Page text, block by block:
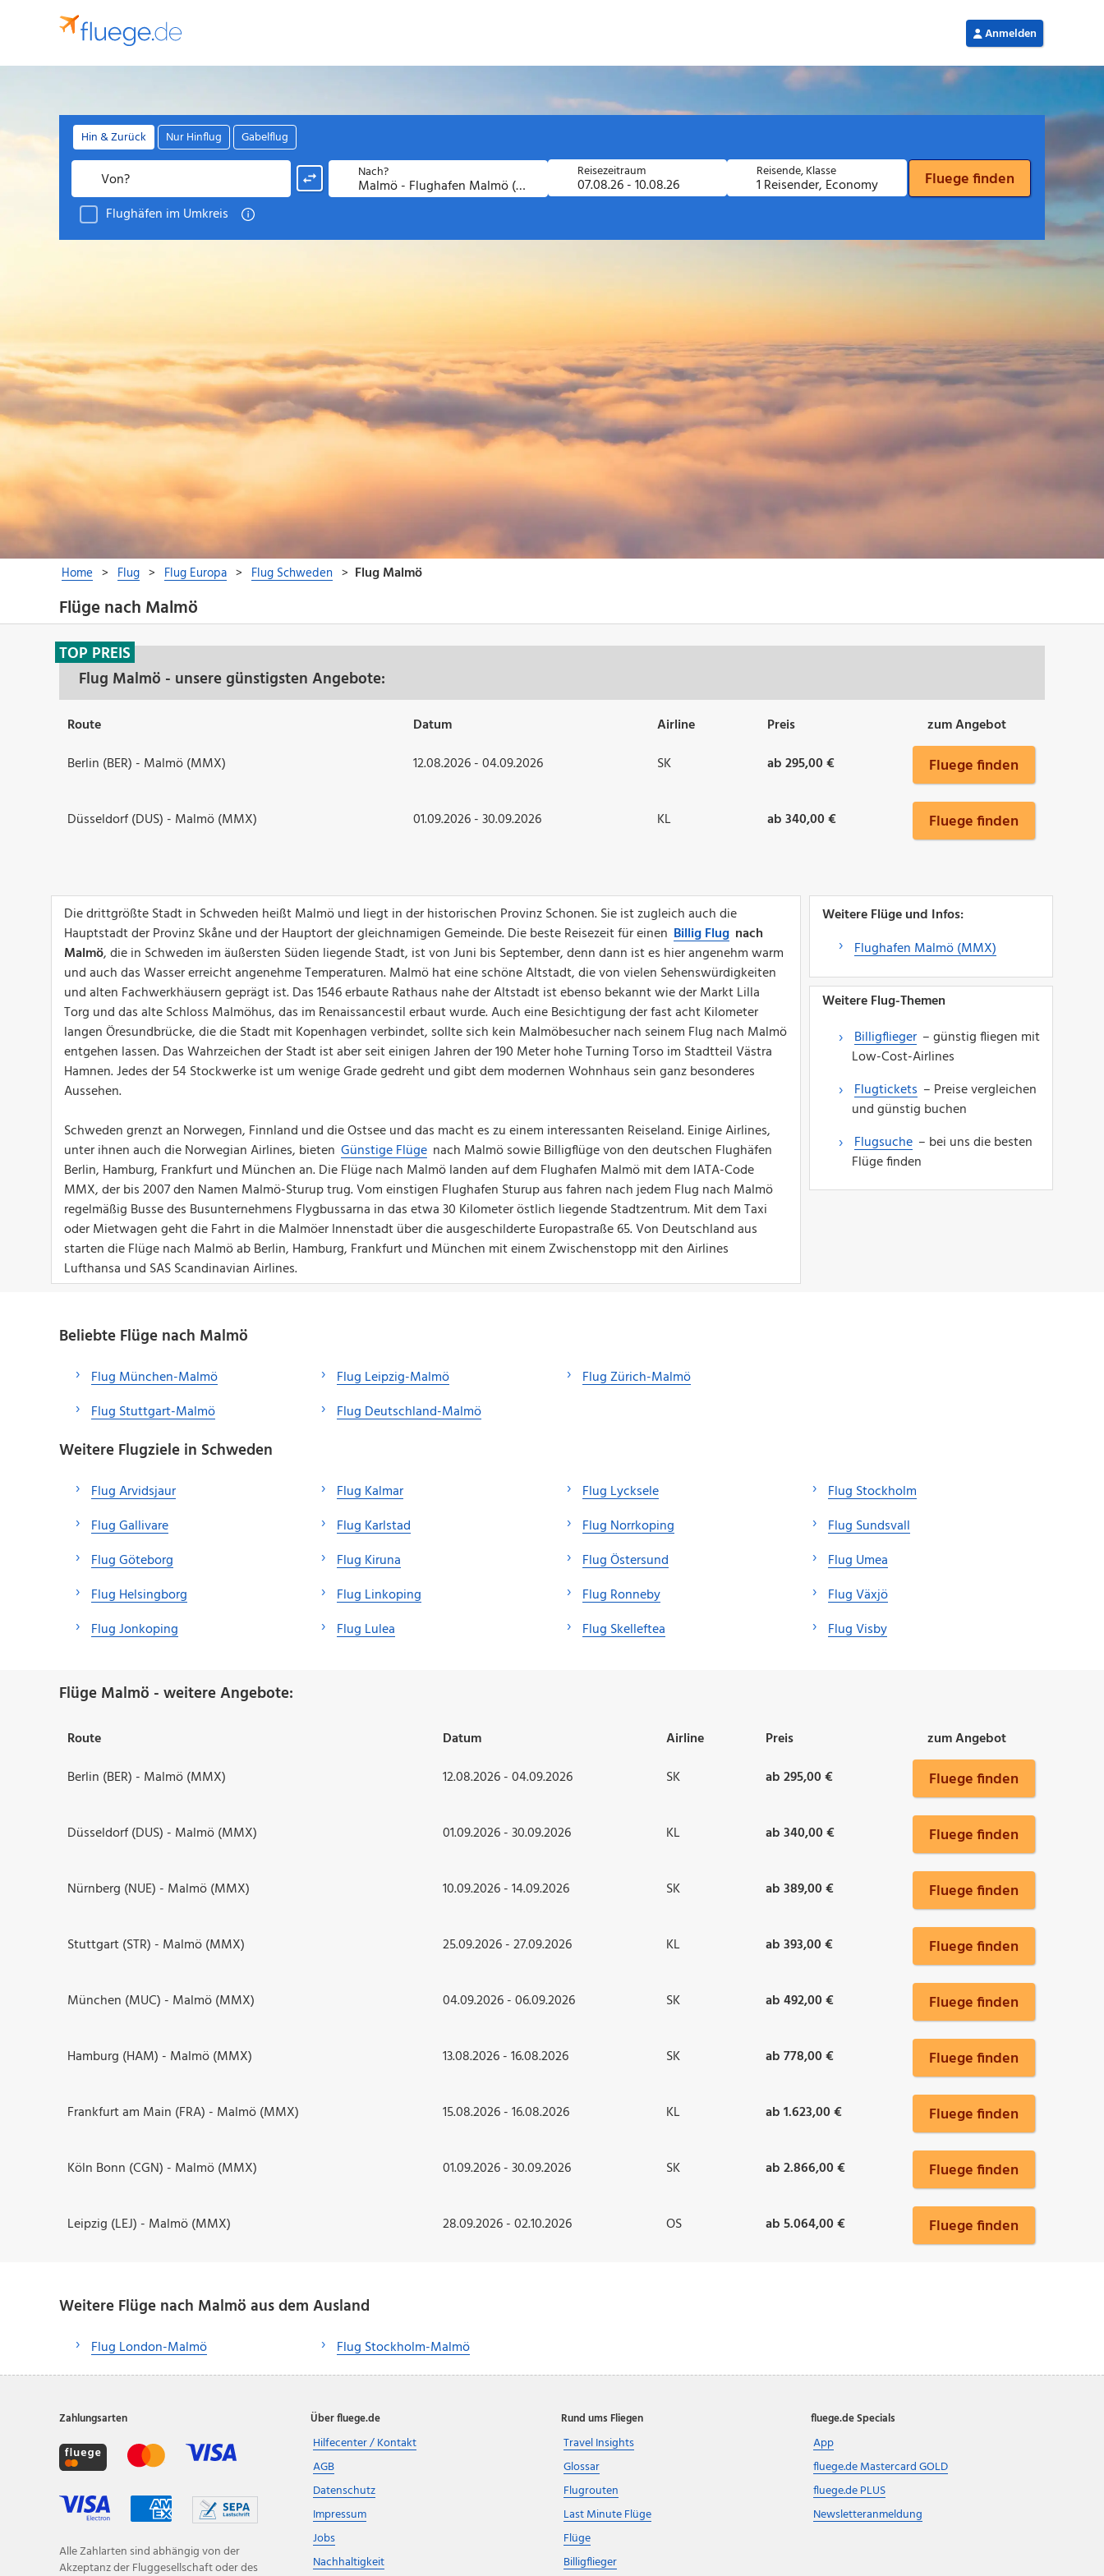
Flüge nach Malmö
Flug Malmö - unsere günstigsten Angebote:
TOP PREIS
Route Datum Airline Preis
zum Angebot
Berlin (BER) - Malmö (MMX)
12.08.2026 - 04.09.2026 SK ab 295,00 € Fluege finden
Düsseldorf (DUS) - Malmö (MMX) 01.09.2026 - 30.09.2026 KL ab 340,00 € Fluege finden
Die drittgrößte Stadt in Schweden heißt Malmö und liegt in der historischen Provinz Schonen. Sie ist zugleich auch die
Hauptstadt der Provinz Skåne und der Hauptort der gleichnamigen Gemeinde. Die beste Reisezeit für einen Billig Flug nach
Malmö, die in Schweden im äußersten Süden liegende Stadt, ist von Juni bis September, denn dann ist es hier angenehm warm
und auch das Wasser erreicht angenehme Temperaturen. Malmö hat eine schöne Altstadt, die von vielen Sehenswürdigkeiten
und alten Fachwerkhäusern geprägt ist. Das 1546 erbaute Rathaus nahe der Altstadt ist ebenso bekannt wie der Markt Lilla
Torg und das alte Schloss Malmöhus, das im Renaissancestil erbaut wurde. Auch eine Besichtigung der fast acht Kilometer
langen Öresundbrücke, die die Stadt mit Kopenhagen verbindet, sollte sich kein Malmöbesucher nach seinem Flug nach Malmö
entgehen lassen. Das Wahrzeichen der Stadt ist aber seit einigen Jahren der 190 Meter hohe Turning Torso im Stadtteil Västra
Hamnen. Jedes der 54 Stockwerke ist um wenige Grade gedreht und gibt dem modernen Wohnhaus sein ganz besonderes
Aussehen.
Schweden grenzt an Norwegen, Finnland und die Ostsee und das macht es zu einem interessanten Reiseland. Einige Airlines,
unter ihnen auch die Norwegian Airlines, bieten Günstige Flüge nach Malmö sowie Billigflüge von den deutschen Flughäfen
Berlin, Hamburg, Frankfurt und München an. Die Flüge nach Malmö landen auf dem Flughafen Malmö mit dem IATA-Code
MMX, der bis 2007 den Namen Malmö-Sturup trug. Vom einstigen Flughafen Sturup aus fahren nach jedem Flug nach Malmö
regelmäßig Busse des Busunternehmens Flygbussarna in das etwa 30 Kilometer östlich liegende Stadtzentrum. Mit dem Taxi
oder Mietwagen geht die Fahrt in die Malmöer Innenstadt über die ausgeschilderte Europastraße 65. Von Deutschland aus
starten die Flüge nach Malmö ab Berlin, Hamburg, Frankfurt und München mit einem Zwischenstopp mit den Airlines
Lufthansa und SAS Scandinavian Airlines.
Weitere Flüge und Infos:
Flughafen Malmö (MMX)
Weitere Flug-Themen
Billigflieger – günstig fliegen mit
Low-Cost-Airlines
Flugtickets – Preise vergleichen
und günstig buchen
Flugsuche – bei uns die besten
Flüge finden
Beliebte Flüge nach Malmö
Flug München-Malmö
Flug Stuttgart-Malmö
Flug Leipzig-Malmö
Flug Deutschland-Malmö
Flug Zürich-Malmö
Weitere Flugziele in Schweden
Flug Arvidsjaur
Flug Gallivare
Flug Göteborg
Flug Helsingborg
Flug Jonkoping
Flug Kalmar
Flug Karlstad
Flug Kiruna
Flug Linkoping
Flug Lulea
Flug Lycksele
Flug Norrkoping
Flug Östersund
Flug Ronneby
Flug Skelleftea
Flug Stockholm
Flug Sundsvall
Flug Umea
Flug Växjö
Flug Visby
Flüge Malmö - weitere Angebote:
Route Datum Airline Preis
zum Angebot
Berlin (BER) - Malmö (MMX)
12.08.2026 - 04.09.2026 SK ab 295,00 € Fluege finden
Düsseldorf (DUS) - Malmö (MMX) 01.09.2026 - 30.09.2026 KL ab 340,00 € Fluege finden
Nürnberg (NUE) - Malmö (MMX) 10.09.2026 - 14.09.2026 SK ab 389,00 € Fluege finden
Stuttgart (STR) - Malmö (MMX) 25.09.2026 - 27.09.2026 KL ab 393,00 € Fluege finden
München (MUC) - Malmö (MMX) 04.09.2026 - 06.09.2026 SK ab 492,00 € Fluege finden
Hamburg (HAM) - Malmö (MMX) 13.08.2026 - 16.08.2026 SK ab 778,00 € Fluege finden
Frankfurt am Main (FRA) - Malmö (MMX) 15.08.2026 - 16.08.2026 KL ab 1.623,00 € Fluege finden
Köln Bonn (CGN) - Malmö (MMX) 01.09.2026 - 30.09.2026 SK ab 2.866,00 € Fluege finden
Leipzig (LEJ) - Malmö (MMX) 28.09.2026 - 02.10.2026 OS ab 5.064,00 € Fluege finden
Weitere Flüge nach Malmö aus dem Ausland
Flug London-Malmö Flug Stockholm-Malmö